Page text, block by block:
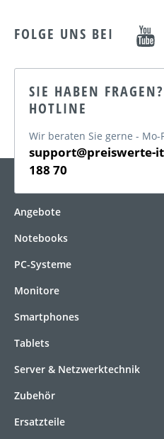
FOLGE UNS BEI
SIE HABEN
HOTLINE
Wir beraten Sie gerne - Mo-
support@preiswerte-
188 70
Angebote
Notebooks
PC-Systeme
Monitore
Smartphones
Tablets
Server & Netzwerktechnik
Zubehör
Ersatzteile